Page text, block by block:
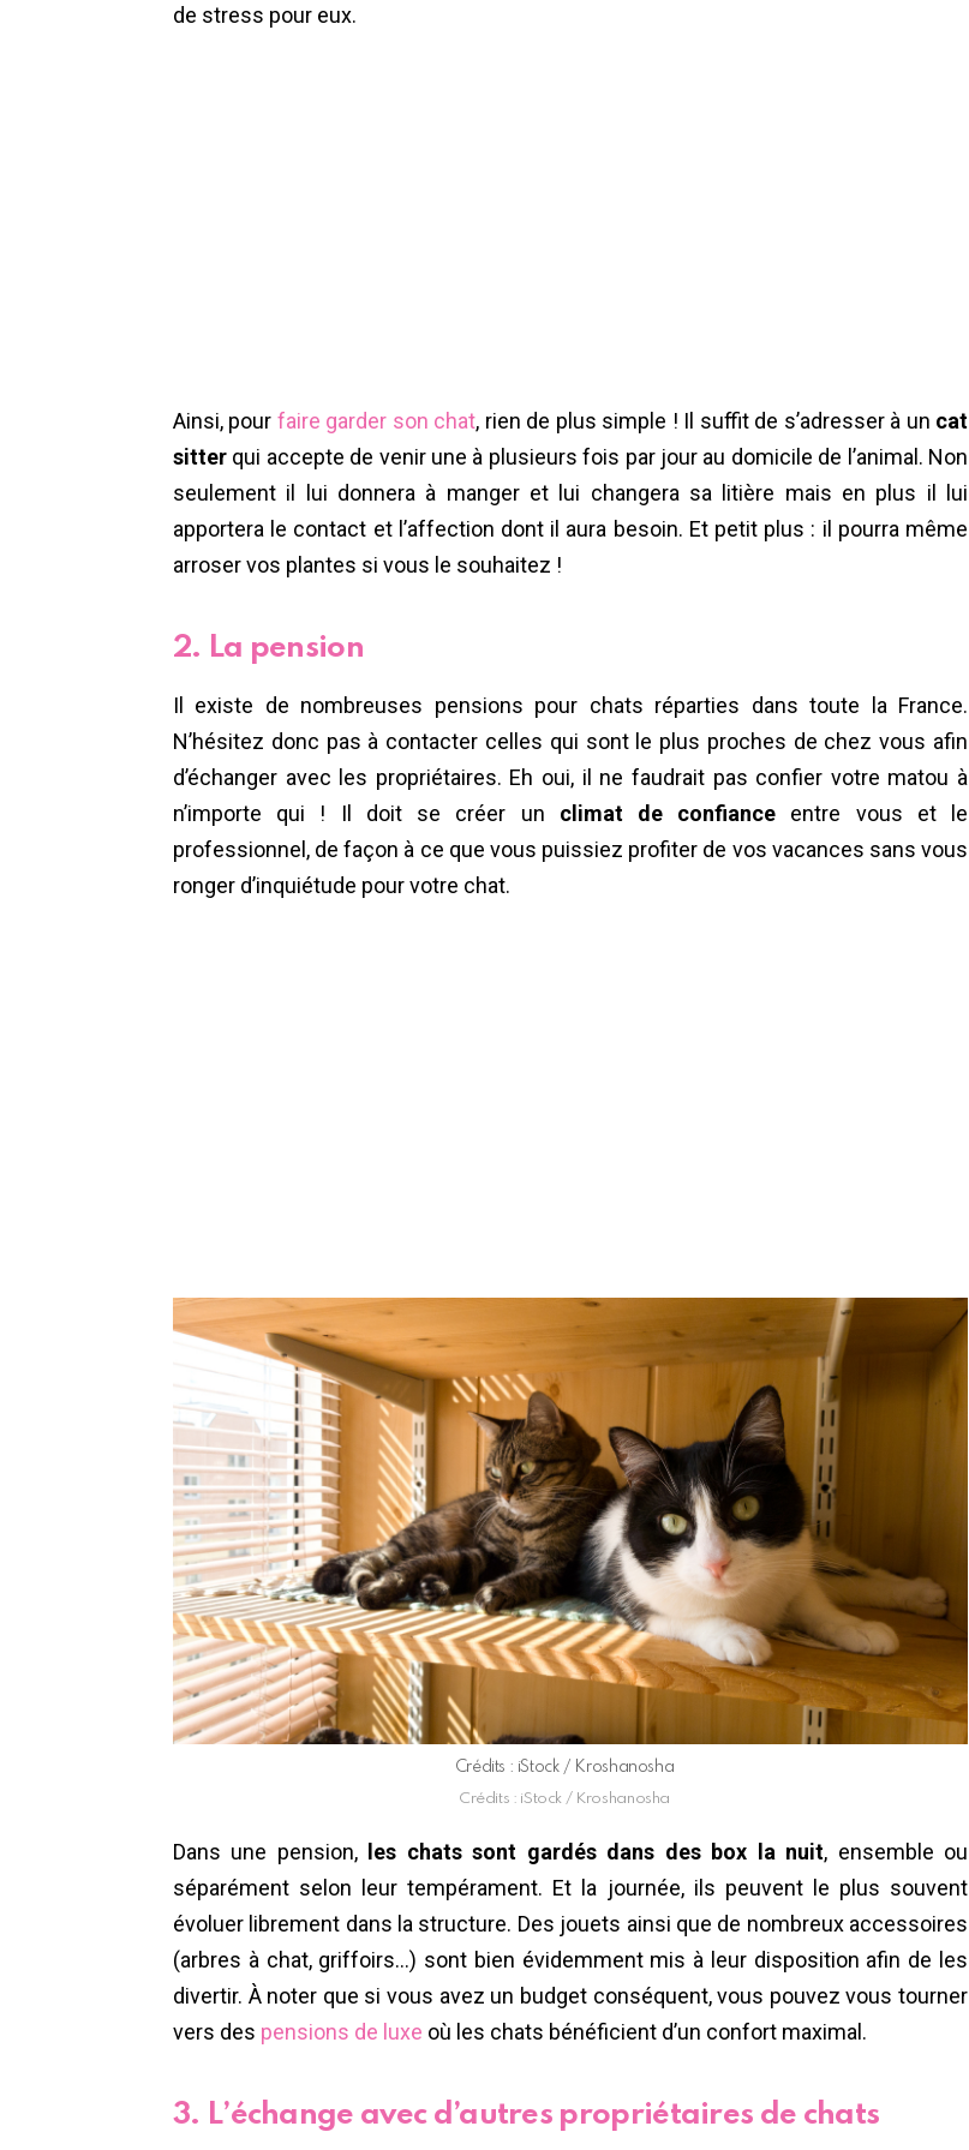
de stress pour eux.
Ainsi, pour faire garder son chat, rien de plus simple ! Il suffit de s’adresser à un cat
sitter qui accepte de venir une à plusieurs fois par jour au domicile de l’animal. Non
seulement il lui donnera à manger et lui changera sa litière mais en plus il lui
apportera le contact et l’affection dont il aura besoin. Et petit plus : il pourra même
arroser vos plantes si vous le souhaitez !
2. La pension
Il existe de nombreuses pensions pour chats réparties dans toute la France.
N’hésitez donc pas à contacter celles qui sont le plus proches de chez vous afin
d’échanger avec les propriétaires. Eh oui, il ne faudrait pas confier votre matou à
n’importe qui ! Il doit se créer un climat de confiance entre vous et le
professionnel, de façon à ce que vous puissiez profiter de vos vacances sans vous
ronger d’inquiétude pour votre chat.
Crédits : iStock / Kroshanosha
Crédits : iStock / Kroshanosha
Dans une pension, les chats sont gardés dans des box la nuit, ensemble ou
séparément selon leur tempérament. Et la journée, ils peuvent le plus souvent
évoluer librement dans la structure. Des jouets ainsi que de nombreux accessoires
(arbres à chat, griffoirs…) sont bien évidemment mis à leur disposition afin de les
divertir. À noter que si vous avez un budget conséquent, vous pouvez vous tourner
vers des pensions de luxe où les chats bénéficient d’un confort maximal.
3. L’échange avec d’autres propriétaires de chats